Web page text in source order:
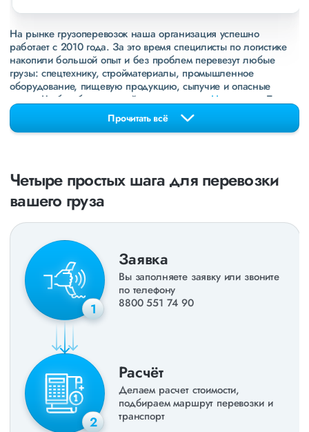
На рынке грузоперевозок наша организация успешно
работает с 2010 года. За это время специлисты по логистике
накопили большой опыт и без проблем перевезут любые
грузы: спецтехнику, стройматериалы, промышленное
оборудование, пищевую продукцию, сыпучие и опасные
грузы. Чтобы убедиться зайдите в раздел
«Наш опыт»
. Там
свежие примеры перевозок, которые обновляются несколько
раз в неделю. Также недавно мы запустили новые
направления вДНРиЛНР. Предоставляем все стандартные
экспедирование. За каждым клиентом закреплен менеджер,
который сообщит о текущем статусе вашего груза. Чтобы
получить коммерческое предложение заполните форму на
РФ).
Прочитать всё
Четыре простых шага для перевозки
вашего груза
1
Заявка
Вы заполняете заявку или звоните
по телефону
8800 551 74 90
2
Расчёт
Делаем расчет стоимости,
подбираем маршрут перевозки и
транспорт